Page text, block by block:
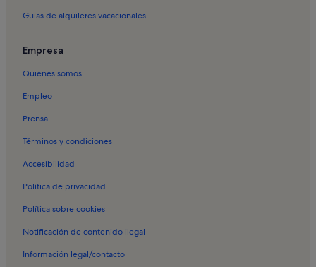
Guías de alquileres vacacionales
Empresa
Quiénes somos
Empleo
Prensa
Términos y condiciones
Accesibilidad
Política de privacidad
Política sobre cookies
Notificación de contenido ilegal
Información legal/contacto